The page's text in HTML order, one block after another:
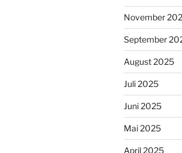
November
September
August 2025
Juli 2025
Juni 2025
Mai 2025
April 2025